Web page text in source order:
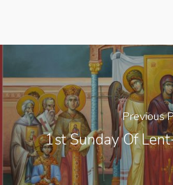
Previous
1st Sunday Of